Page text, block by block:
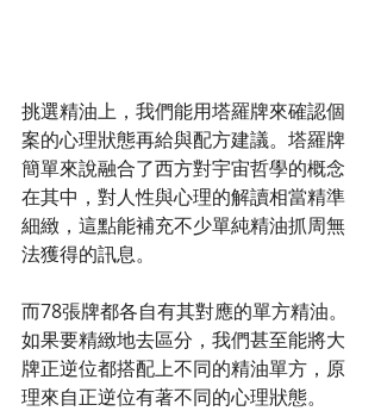
挑選精油上，我們能用塔羅牌來確認個
案的心理狀態再給與配方建議。塔羅牌
簡單來說融合了西方對宇宙哲學的概念
在其中，對人性與心理的解讀相當精準
細緻，這點能補充不少單純精油抓周無
法獲得的訊息。
而78張牌都各自有其對應的單方精油。
如果要精緻地去區分，我們甚至能將大
牌正逆位都搭配上不同的精油單方，原
理來自正逆位有著不同的心理狀態。